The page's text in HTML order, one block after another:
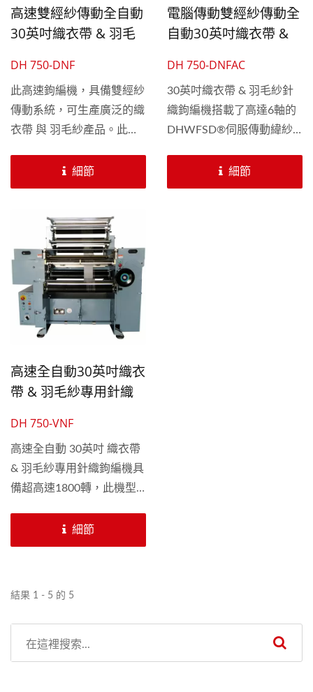
式紗線應用的新潮流。此機
型可配置多種針數，如15、
高速雙經紗傳動全自動
30英吋織衣帶 & 羽毛
DH 750-DNF
此高速鉤編機，具備雙經紗
傳動系統，可生產廣泛的織
衣帶 與 羽毛紗產品。此機
板操作，可設計眾多花樣。
此機型可配置多種針數，如
細節
電腦傳動雙經紗傳動全
自動30英吋織衣帶 &
DH 750-DNFAC
30英吋織衣帶 & 羽毛紗針
織鉤編機搭載了高達6軸的
DHWFSD®伺服傳動緯紗
EFFECT®控制系統，這意
味著它具有無限可能的花式
細節
高速全自動30英吋織衣
帶 & 羽毛紗專用針織
DH 750-VNF
高速全自動 30英吋 織衣帶
& 羽毛紗專用針織鉤編機具
備超高速1800轉，此機型
紗產品。此機型配置三組緯
紗針板運用花板操作，可設
細節
結果 1 - 5 的 5